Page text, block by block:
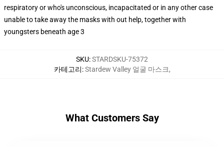
respiratory or who's unconscious, incapacitated or in any other case
unable to take away the masks with out help, together with
youngsters beneath age 3
SKU:STARDSKU-75372
카테고리:Stardew Valley 얼굴 마스크,
What Customers Say